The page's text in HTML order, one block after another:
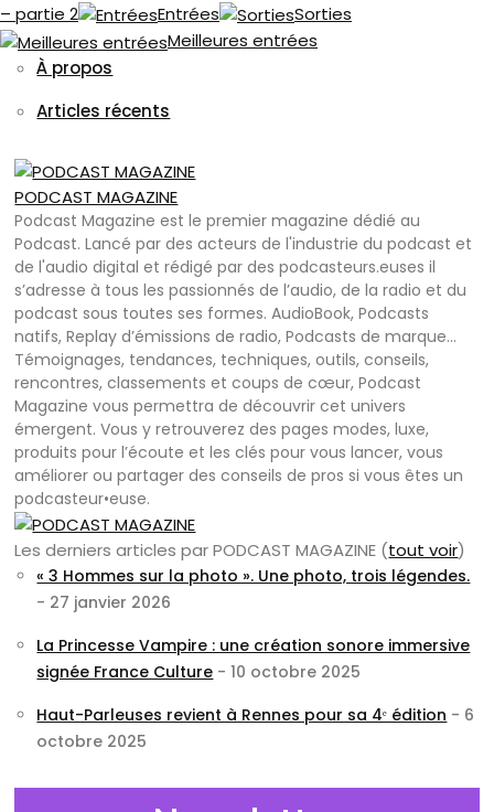
– partie 2
Entrées
Sorties
Meilleures entrées
À propos
Articles récents
PODCAST MAGAZINE
Podcast Magazine est le premier magazine dédié au
Podcast. Lancé par des acteurs de l'industrie du podcast et
de l'audio digital et rédigé par des podcasteurs.euses il
s’adresse à tous les passionnés de l’audio, de la radio et du
podcast sous toutes ses formes. AudioBook, Podcasts
natifs, Replay d’émissions de radio, Podcasts de marque…
Témoignages, tendances, techniques, outils, conseils,
rencontres, classements et coups de cœur, Podcast
Magazine vous permettra de découvrir cet univers
émergent. Vous y retrouverez des pages modes, luxe,
produits pour l’écoute et les clés pour vous lancer, vous
améliorer ou partager des conseils de pros si vous êtes un
podcasteur•euse.
Les derniers articles par PODCAST MAGAZINE (tout voir)
« 3 Hommes sur la photo ». Une photo, trois légendes.
- 27 janvier 2026
La Princesse Vampire : une création sonore immersive
signée France Culture - 10 octobre 2025
Haut-Parleuses revient à Rennes pour sa 4ᵉ édition - 6
octobre 2025